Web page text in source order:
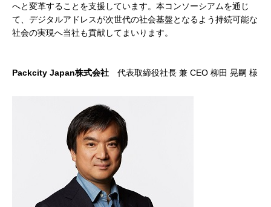
へと変革することを支援しています。本コンソーシアムを通じ
て、デジタルアドレスが次世代の社会基盤となるよう持続可能な
社会の実現へ当社も貢献してまいります。
Packcity Japan株式会社 代表取締役社長 兼 CEO 柳田 晃嗣 様